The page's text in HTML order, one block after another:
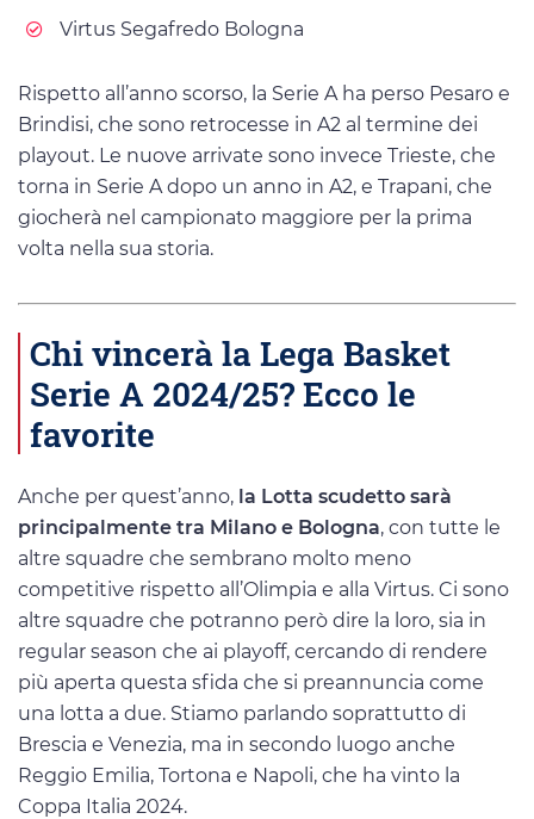
Virtus Segafredo Bologna
Rispetto all’anno scorso, la Serie A ha perso Pesaro e
Brindisi, che sono retrocesse in A2 al termine dei
playout. Le nuove arrivate sono invece Trieste, che
torna in Serie A dopo un anno in A2, e Trapani, che
giocherà nel campionato maggiore per la prima
volta nella sua storia.
Chi vincerà la Lega Basket
Serie A 2024/25? Ecco le
favorite
Anche per quest’anno, la Lotta scudetto sarà
principalmente tra Milano e Bologna, con tutte le
altre squadre che sembrano molto meno
competitive rispetto all’Olimpia e alla Virtus. Ci sono
altre squadre che potranno però dire la loro, sia in
regular season che ai playoff, cercando di rendere
più aperta questa sfida che si preannuncia come
una lotta a due. Stiamo parlando soprattutto di
Brescia e Venezia, ma in secondo luogo anche
Reggio Emilia, Tortona e Napoli, che ha vinto la
Coppa Italia 2024.